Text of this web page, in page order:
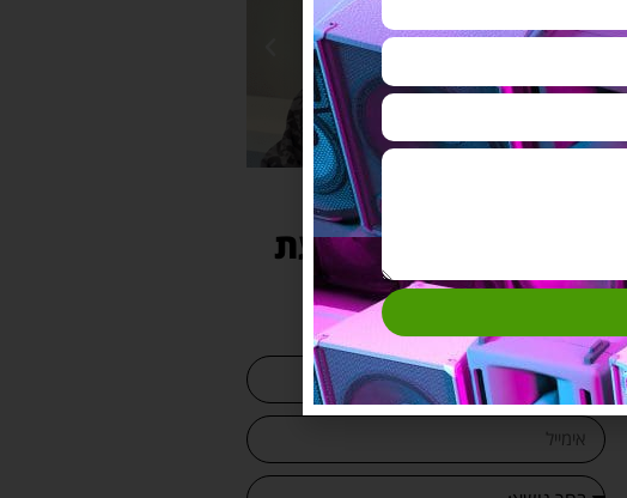
קבל עוד היום הצעת
מחיר למערכת
מקצועית: